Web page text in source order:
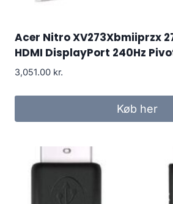
Acer Nitro XV273Xbmiiprzx
HDMI DisplayPort 240Hz
3,051.00 kr.
Køb her